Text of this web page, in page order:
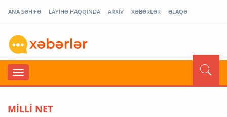
ANA SƏHİFƏ LAYİHƏ HAQQINDA ARXİV XƏBƏRLƏR ƏLAQƏ
MİLLİ NET